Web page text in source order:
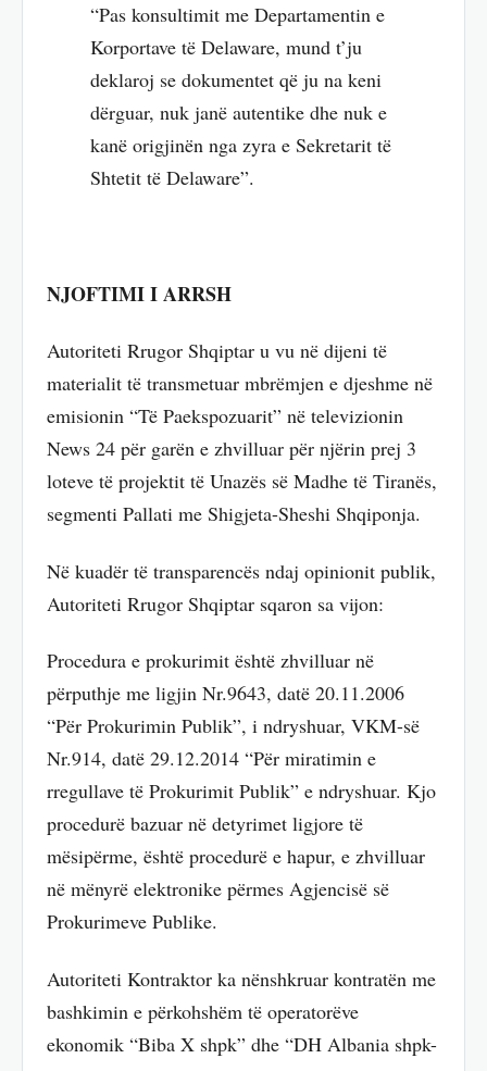
“Pas konsultimit me Departamentin e
Korportave të Delaware, mund t’ju
deklaroj se dokumentet që ju na keni
dërguar, nuk janë autentike dhe nuk e
kanë origjinën nga zyra e Sekretarit të
Shtetit të Delaware”.
NJOFTIMI I ARRSH
Autoriteti Rrugor Shqiptar u vu në dijeni të
materialit të transmetuar mbrëmjen e djeshme në
emisionin “Të Paekspozuarit” në televizionin
News 24 për garën e zhvilluar për njërin prej 3
loteve të projektit të Unazës së Madhe të Tiranës,
segmenti Pallati me Shigjeta-Sheshi Shqiponja.
Në kuadër të transparencës ndaj opinionit publik,
Autoriteti Rrugor Shqiptar sqaron sa vijon:
Procedura e prokurimit është zhvilluar në
përputhje me ligjin Nr.9643, datë 20.11.2006
“Për Prokurimin Publik”, i ndryshuar, VKM-së
Nr.914, datë 29.12.2014 “Për miratimin e
rregullave të Prokurimit Publik” e ndryshuar. Kjo
procedurë bazuar në detyrimet ligjore të
mësipërme, është procedurë e hapur, e zhvilluar
në mënyrë elektronike përmes Agjencisë së
Prokurimeve Publike.
Autoriteti Kontraktor ka nënshkruar kontratën me
bashkimin e përkohshëm të operatorëve
ekonomik “Biba X shpk” dhe “DH Albania shpk-